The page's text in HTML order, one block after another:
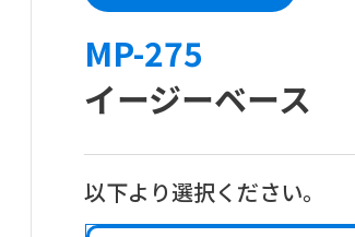
MP-275
イージーベース
以下より選択ください。